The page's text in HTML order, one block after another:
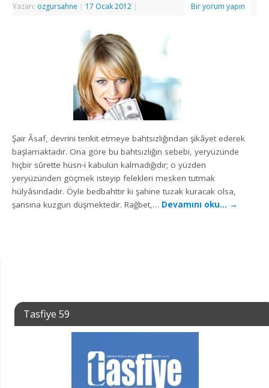
Yazarı: ozgursahne | 17 Ocak 2012 | Bir yorum yapın
Şair Âsaf, devrini tenkit etmeye bahtsızlığından şikâyet ederek
başlamaktadır. Ona göre bu bahtsızlığın sebebi, yeryüzünde
hiçbir sûrette hüsn-i kabulün kalmadığıdır; o yüzden
yeryüzünden göçmek isteyip felekleri mesken tutmak
hülyâsındadır. Öyle bedbahttır ki şahine tuzak kuracak olsa,
şansına kuzgun düşmektedir. Rağbet,… Devamını oku… →
Tasfiye 59